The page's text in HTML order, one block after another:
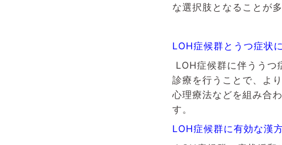
な選択肢となることが多
LOH症候群とうつ症状
LOH症候群に伴ううつ
診療を行うことで、よ
心理療法などを組み合
す。
LOH症候群に有効な漢